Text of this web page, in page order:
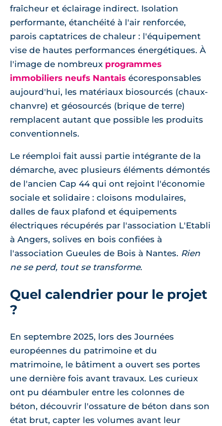
fraîcheur et éclairage indirect. Isolation
performante, étanchéité à l'air renforcée,
parois captatrices de chaleur : l'équipement
vise de hautes performances énergétiques. À
l'image de nombreux programmes
immobiliers neufs Nantais écoresponsables
aujourd'hui, les matériaux biosourcés (chaux-
chanvre) et géosourcés (brique de terre)
remplacent autant que possible les produits
conventionnels.
Le réemploi fait aussi partie intégrante de la
démarche, avec plusieurs éléments démontés
de l'ancien Cap 44 qui ont rejoint l'économie
sociale et solidaire : cloisons modulaires,
dalles de faux plafond et équipements
électriques récupérés par l'association L'Etabli
à Angers, solives en bois confiées à
l'association Gueules de Bois à Nantes. Rien
ne se perd, tout se transforme.
Quel calendrier pour le projet
?
En septembre 2025, lors des Journées
européennes du patrimoine et du
matrimoine, le bâtiment a ouvert ses portes
une dernière fois avant travaux. Les curieux
ont pu déambuler entre les colonnes de
béton, découvrir l'ossature de béton dans son
état brut, capter les volumes avant leur